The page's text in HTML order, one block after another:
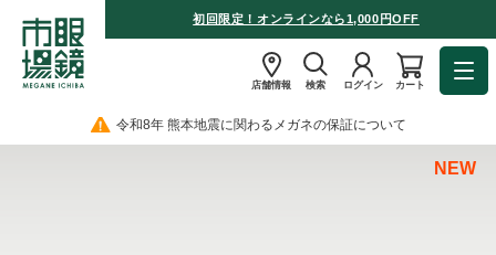
初回限定！オンラインなら1,000円OFF
店舗情報 検索 ログイン カート
令和8年 熊本地震に関わるメガネの保証について
NEW